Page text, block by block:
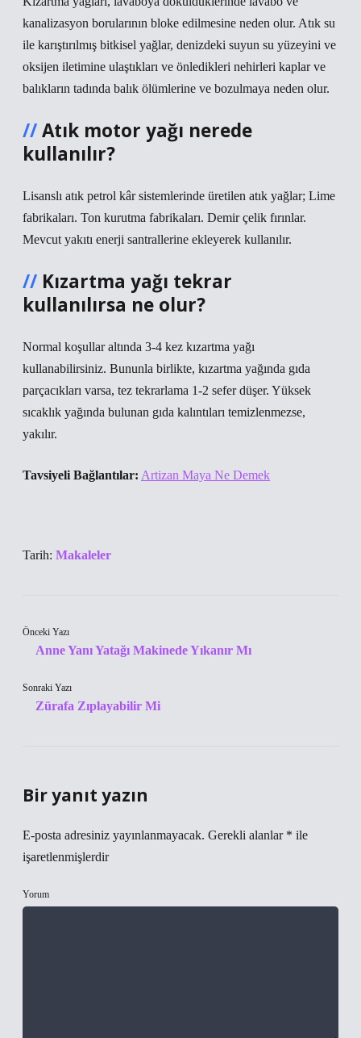
kanalizasyon borularının bloke edilmesine neden olur. Atık su
ile karıştırılmış bitkisel yağlar, denizdeki suyun su yüzeyini ve
oksijen iletimine ulaştıkları ve önledikleri nehirleri kaplar ve
balıkların tadında balık ölümlerine ve bozulmaya neden olur.
Atık motor yağı nerede
kullanılır?
Lisanslı atık petrol kâr sistemlerinde üretilen atık yağlar; Lime
fabrikaları. Ton kurutma fabrikaları. Demir çelik fırınlar.
Mevcut yakıtı enerji santrallerine ekleyerek kullanılır.
Kızartma yağı tekrar
kullanılırsa ne olur?
Normal koşullar altında 3-4 kez kızartma yağı
kullanabilirsiniz. Bununla birlikte, kızartma yağında gıda
parçacıkları varsa, tez tekrarlama 1-2 sefer düşer. Yüksek
sıcaklık yağında bulunan gıda kalıntıları temizlenmezse,
yakılır.
Tavsiyeli Bağlantılar: Artizan Maya Ne Demek
Tarih: Makaleler
Önceki Yazı
Anne Yanı Yatağı Makinede Yıkanır Mı
Sonraki Yazı
Zürafa Zıplayabilir Mi
Bir yanıt yazın
E-posta adresiniz yayınlanmayacak. Gerekli alanlar * ile
işaretlenmişlerdir
Yorum